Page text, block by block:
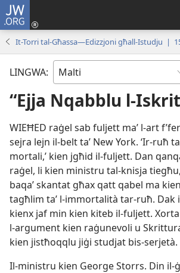
JW.ORG
LINGWA:
“Ejja Nqabblu l-
WIEĦED raġel sab fuljett maʼ l-art
sejra lejn il-belt taʼ New York. ‘Ir-ruħ
mortali,’ kien jgħid il-fuljett. Dan
raġel, li kien ministru tal-knisja
baqaʼ skantat għax qatt qabel ma
tagħlim taʼ l-immortalità tar-ruħ. Dak
kienx jaf min kien kiteb il-fuljett.
l-argument kien raġunevoli u
kien jistħoqqlu jiġi studjat bis-serjetà.
Il-ministru kien George Storrs. Din il-